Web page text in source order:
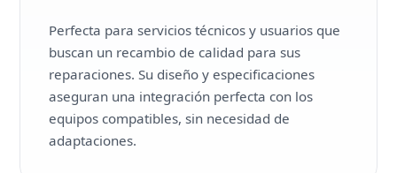
Perfecta para servicios técnicos y usuarios que
buscan un recambio de calidad para sus
reparaciones. Su diseño y especificaciones
aseguran una integración perfecta con los
equipos compatibles, sin necesidad de
adaptaciones.